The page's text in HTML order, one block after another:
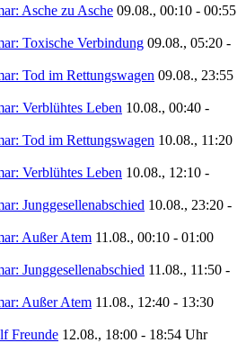
Asche zu Asche 09.08., 00:10 - 00:55
Toxische Verbindung 09.08., 05:20 -
Tod im Rettungswagen 09.08., 23:55
Verblühtes Leben 10.08., 00:40 -
Tod im Rettungswagen 10.08., 11:20
Verblühtes Leben 10.08., 12:10 -
Junggesellenabschied 10.08., 23:20 -
Außer Atem 11.08., 00:10 - 01:00
Junggesellenabschied 11.08., 11:50 -
Außer Atem 11.08., 12:40 - 13:30
Freunde 12.08., 18:00 - 18:54 Uhr